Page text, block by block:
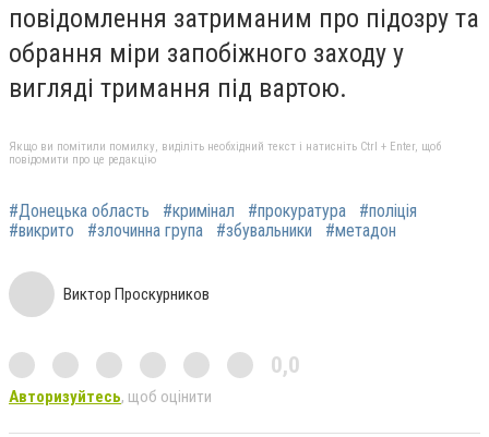
повідомлення затриманим про підозру та
обрання міри запобіжного заходу у
вигляді тримання під вартою.
Якщо ви помітили помилку, виділіть необхідний текст і натисніть Ctrl + Enter, щоб
повідомити про це редакцію
#Донецька область #кримінал #прокуратура
#поліція
#викрито
#злочинна група #збувальники #метадон
Виктор Проскурников
0,0
Авторизуйтесь, щоб оцінити